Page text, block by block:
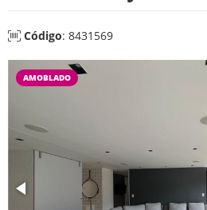
Código: 8431569
AMOBLADO